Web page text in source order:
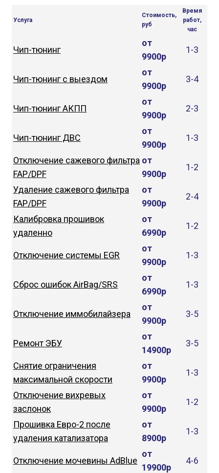
Услуга
Стоимость,
руб
Время
работ,
час
Чип-тюнинг
от
9900р
1-3
Чип-тюнинг с выездом
от
9900р
3-4
Чип-тюнинг АКПП
от
9900р
2-3
Чип-тюнинг ДВС
от
9900р
1-3
Отключение сажевого фильтра
FAP/DPF
от
9900р
1-2
Удаление сажевого фильтра
FAP/DPF
от
9900р
2-4
Калибровка прошивок
удаленно
от
6990р
1-2
Отключение системы EGR
от
9900р
1-3
Сброс ошибок AirBag/SRS
от
6990р
1-3
Отключение иммобилайзера
от
9900р
3-5
Ремонт ЭБУ
от
14900р
3-5
Снятие ограничения
максимальной скорости
от
9900р
1-3
Отключение вихревых
заслонок
от
9900р
1-2
Прошивка Евро-2 после
удаления катализатора
от
8900р
1-3
Отключение мочевины AdBlue
от
19900р
4-6